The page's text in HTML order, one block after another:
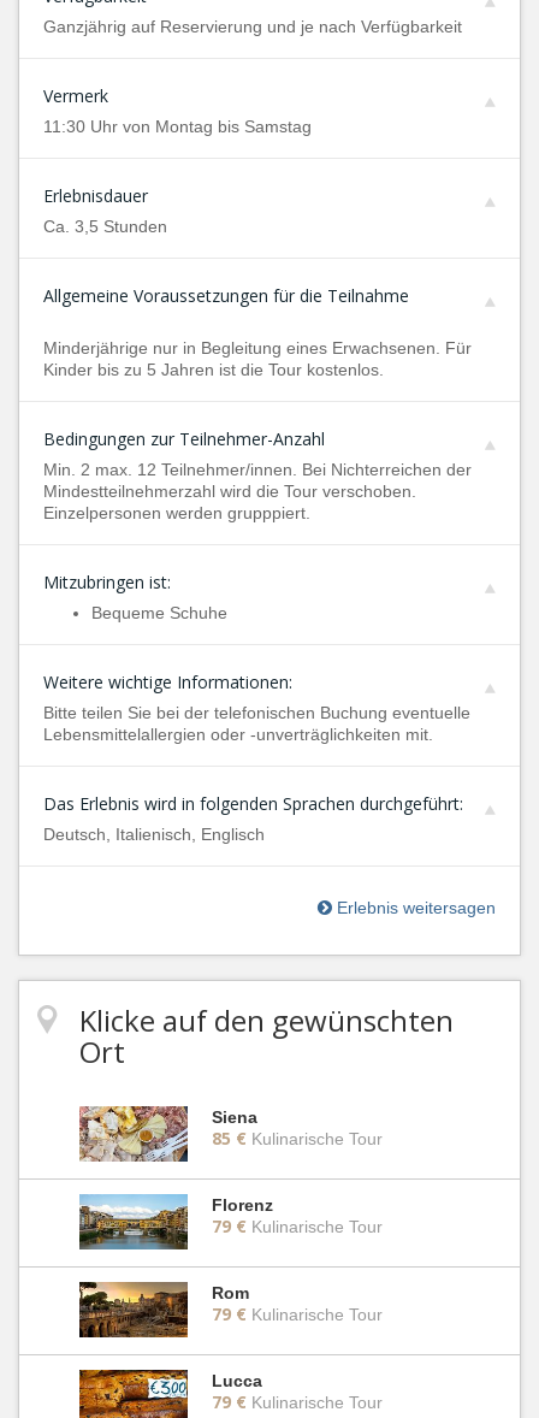
Ganzjährig auf Reservierung und je nach Verfügbarkeit
Vermerk
11:30 Uhr von Montag bis Samstag
Erlebnisdauer
Ca. 3,5 Stunden
Allgemeine Voraussetzungen für die Teilnahme
Minderjährige nur in Begleitung eines Erwachsenen. Für
Kinder bis zu 5 Jahren ist die Tour kostenlos.
Bedingungen zur Teilnehmer-Anzahl
Min. 2 max. 12 Teilnehmer/innen. Bei Nichterreichen der
Mindestteilnehmerzahl wird die Tour verschoben.
Einzelpersonen werden grupppiert.
Mitzubringen ist:
Bequeme Schuhe
Weitere wichtige Informationen:
Bitte teilen Sie bei der telefonischen Buchung eventuelle
Lebensmittelallergien oder -unverträglichkeiten mit.
Das Erlebnis wird in folgenden Sprachen durchgeführt:
Deutsch, Italienisch, Englisch
Erlebnis weitersagen
Klicke auf den gewünschten
Ort
Siena
85 € Kulinarische Tour
Florenz
79 € Kulinarische Tour
Rom
79 € Kulinarische Tour
Lucca
79 € Kulinarische Tour